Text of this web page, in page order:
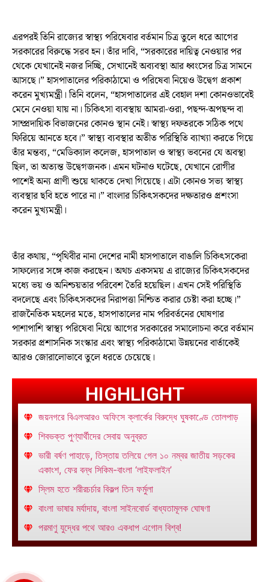
এরপরই তিনি রাজ্যের স্বাস্থ্য পরিষেবার বর্তমান চিত্র তুলে ধরে আগের
সরকারের বিরুদ্ধে সরব হন। তাঁর দাবি, “সরকারের দায়িত্ব নেওয়ার পর
থেকে যেখানেই নজর দিচ্ছি, সেখানেই অব্যবস্থা আর ধ্বংসের চিত্র সামনে
আসছে।” হাসপাতালের পরিকাঠামো ও পরিষেবা নিয়েও উদ্বেগ প্রকাশ
করেন মুখ্যমন্ত্রী। তিনি বলেন, “হাসপাতালের এই বেহাল দশা কোনওভাবেই
মেনে নেওয়া যায় না। চিকিৎসা ব্যবস্থায় আমরা-ওরা, পছন্দ-অপছন্দ বা
সাম্প্রদায়িক বিভাজনের কোনও স্থান নেই। স্বাস্থ্য দফতরকে সঠিক পথে
ফিরিয়ে আনতে হবে।” স্বাস্থ্য ব্যবস্থার অতীত পরিস্থিতি ব্যাখ্যা করতে গিয়ে
তাঁর মন্তব্য, “মেডিক্যাল কলেজ, হাসপাতাল ও স্বাস্থ্য ভবনের যে অবস্থা
ছিল, তা অত্যন্ত উদ্বেগজনক। এমন ঘটনাও ঘটেছে, যেখানে রোগীর
পাশেই অন্য প্রাণী শুয়ে থাকতে দেখা গিয়েছে। এটা কোনও সভ্য স্বাস্থ্য
ব্যবস্থার ছবি হতে পারে না।” বাংলার চিকিৎসকদের দক্ষতারও প্রশংসা
করেন মুখ্যমন্ত্রী।
তাঁর কথায়, “পৃথিবীর নানা দেশের নামী হাসপাতালে বাঙালি চিকিৎসকেরা
সাফল্যের সঙ্গে কাজ করছেন। অথচ একসময় এ রাজ্যের চিকিৎসকদের
মধ্যে ভয় ও অনিশ্চয়তার পরিবেশ তৈরি হয়েছিল। এখন সেই পরিস্থিতি
বদলেছে এবং চিকিৎসকদের নিরাপত্তা নিশ্চিত করার চেষ্টা করা হচ্ছে।”
রাজনৈতিক মহলের মতে, হাসপাতালের নাম পরিবর্তনের ঘোষণার
পাশাপাশি স্বাস্থ্য পরিষেবা নিয়ে আগের সরকারের সমালোচনা করে বর্তমান
সরকার প্রশাসনিক সংস্কার এবং স্বাস্থ্য পরিকাঠামো উন্নয়নের বার্তাকেই
আরও জোরালোভাবে তুলে ধরতে চেয়েছে।
HIGHLIGHT
জয়নগরে বিএলআরও অফিসে ক্লার্কের বিরুদ্ধে ঘুষকাণ্ডে তোলপাড়
শিবভক্ত পুণ্যার্থীদের সেবায় অনুব্রত
ভারী বর্ষণ পাহাড়ে, তিস্তায় তলিয়ে গেল ১০ নম্বর জাতীয় সড়কের
একাংশ, ফের বন্ধ সিকিম-বাংলা ‘লাইফলাইন’
স্লিম হতে শরীরচর্চার বিকল্প তিন ফর্মুলা
বাংলা ভাষার মর্যাদায়, বাংলা সাইনবোর্ড বাধ্যতামূলক ঘোষণা
পরমাণু যুদ্ধের পথে আরও একধাপ এগোল বিশ্ব!